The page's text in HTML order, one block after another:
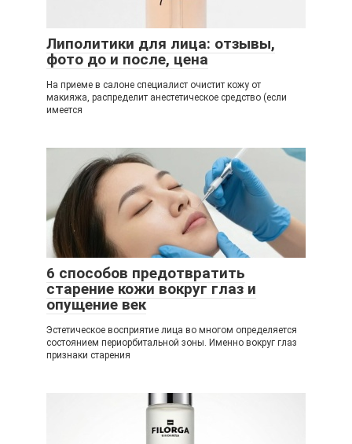
Липолитики для лица: отзывы,
фото до и после, цена
На приеме в салоне специалист очистит кожу от
макияжа, распределит анестетическое средство (если
имеется
6 способов предотвратить
старение кожи вокруг глаз и
опущение век
Эстетическое восприятие лица во многом определяется
состоянием периорбитальной зоны. Именно вокруг глаз
признаки старения